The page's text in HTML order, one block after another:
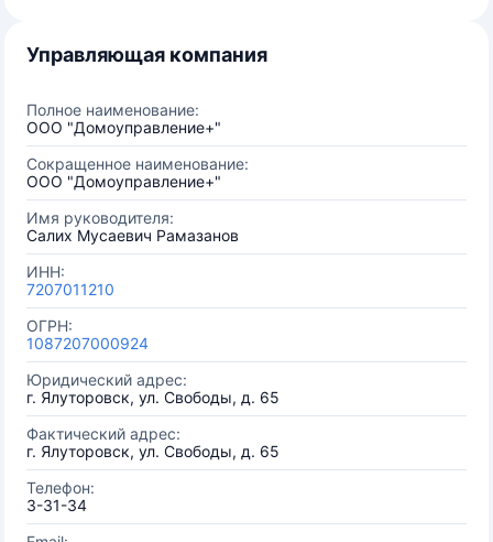
Управляющая компания
Полное наименование:
ООО "Домоуправление+"
Сокращенное наименование:
ООО "Домоуправление+"
Имя руководителя:
Салих Мусаевич Рамазанов
ИНН:
7207011210
ОГРН:
1087207000924
Юридический адрес:
г. Ялуторовск, ул. Свободы, д. 65
Фактический адрес:
г. Ялуторовск, ул. Свободы, д. 65
Телефон:
3-31-34